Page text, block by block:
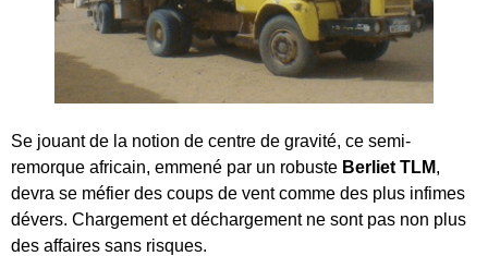
Se jouant de la notion de centre de gravité, ce semi-
remorque africain, emmené par un robuste Berliet TLM,
devra se méfier des coups de vent comme des plus infimes
dévers. Chargement et déchargement ne sont pas non plus
des affaires sans risques.